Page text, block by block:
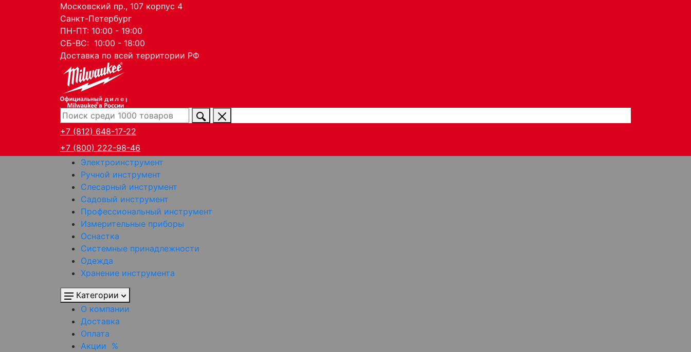
Московский пр., 107 корпус 4
Санкт-Петербург
ПН-ПТ: 10:00 - 19:00
СБ-ВС: 10:00 - 18:00
Доставка по всей территории РФ
дилер
+7 (812) 648-17-22
+7 (800) 222-98-46
Электроинструмент
Ручной инструмент
Слесарный инструмент
Садовый инструмент
Профессиональный инструмент
Измерительные приборы
Оснастка
Системные принадлежности
Одежда
Хранение инструмента
Категории
О компании
Доставка
Оплата
Акции %